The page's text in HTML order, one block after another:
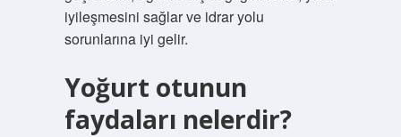
iyileşmesini sağlar ve idrar yolu
sorunlarına iyi gelir.
Yoğurt otunun
faydaları nelerdir?